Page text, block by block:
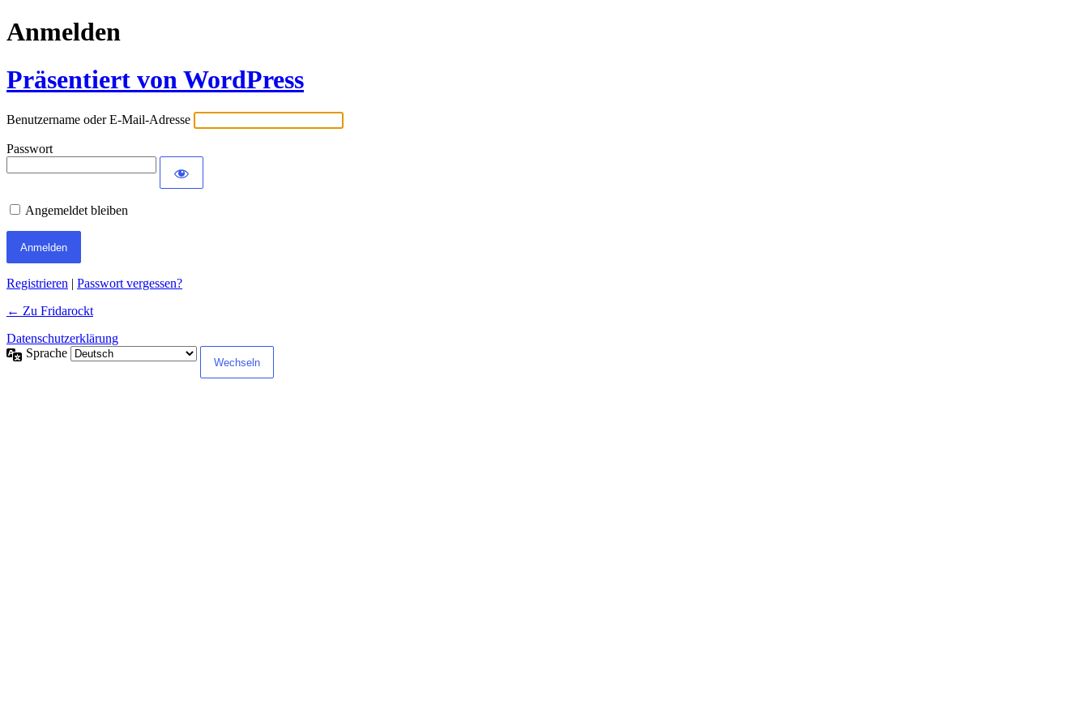
Anmelden
Präsentiert von WordPress
Benutzername oder E-Mail-Adresse
Passwort
Angemeldet bleiben
Registrieren | Passwort vergessen?
← Zu Fridarockt
Datenschutzerklärung
Sprache